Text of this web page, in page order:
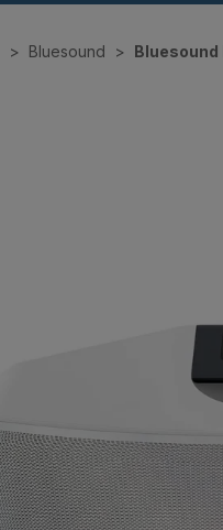
Bluesound Bluesound